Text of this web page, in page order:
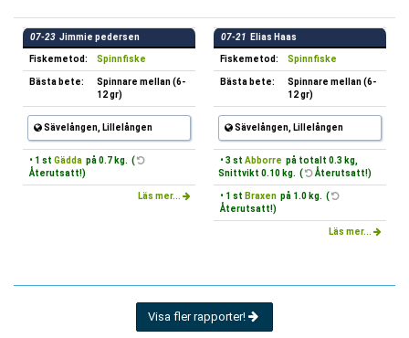
07-23 Jimmie pedersen
Fiskemetod: Spinnfiske
Bästa bete:
Spinnare mellan (6-
12 gr)
Sävelången, Lillelången
• 1 st Gädda på 0.7 kg. (
Återutsatt!)
Läs mer...
07-21 Elias Haas
Fiskemetod: Spinnfiske
Bästa bete:
Spinnare mellan (6-
12 gr)
Sävelången, Lillelången
• 3 st Abborre på totalt 0.3 kg,
Snittvikt 0.10 kg. (
Återutsatt!)
• 1 st Braxen på 1.0 kg. (
Återutsatt!)
Läs mer...
Visa fler rapporter!